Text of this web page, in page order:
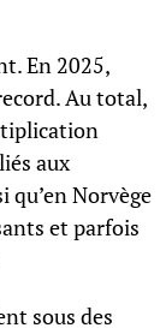
En 2025,
Au total,
aux
qu’en Norvège
et parfois
sous des